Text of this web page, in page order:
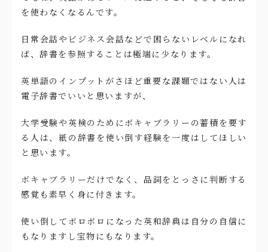
を使わなくなるんです。
日常会話やビジネス会話などで困らないレベルになれ
ば、辞書を参照することは極端に少なります。
英単語のインプットがさほど重要な課題ではない人は
電子辞書でいいと思いますが、
大学受験や英検のためにボキャブラリーの蓄積を要す
る人は、紙の辞書を使い倒す経験を一度はしてほしい
と思います。
ボキャブラリーだけでなく、品詞をとっさに判断する
感覚も素早く身に付きます。
使い倒してボロボロになった英和辞典は自分の自信に
もなりますし宝物にもなります。